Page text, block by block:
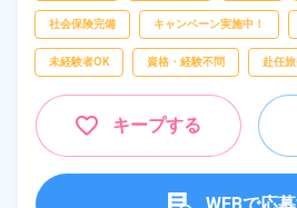
社会保険完備 キャンペーン実施中！
未経験者OK 資格・経験不問 赴任旅
キープする
WEBで応